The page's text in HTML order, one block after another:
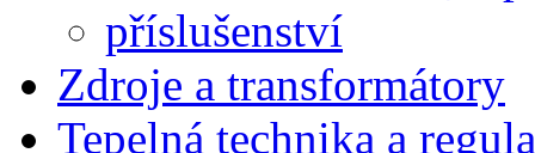
příslušenství
Zdroje a transformátory
Tepelná technika a